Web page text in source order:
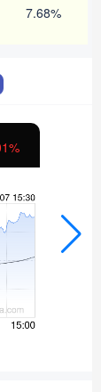
7.68%